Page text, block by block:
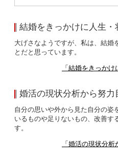
結婚をきっかけに人生・
大げさなようですが、私は、結婚
とだと思っています。
「結婚をきっか
婚活の現状分析から努力
自分の思いや外から見た自分の姿
いるものや足りないもの、改善す
す。
「婚活の現状分